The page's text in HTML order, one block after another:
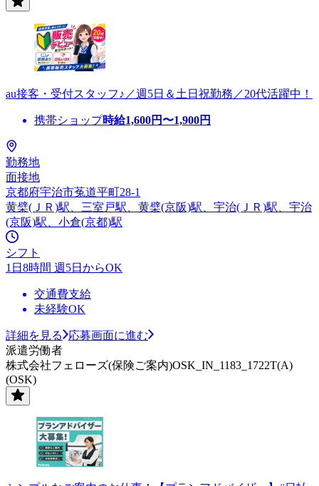
au接客・受付スタッフ♪／週5日＆土日祝勤務／20代活躍中！
携帯ショップ時給1,600円〜1,900円
勤務地
面接地
京都府宇治市菟道平町28-1
黄檗(ＪＲ)駅、三室戸駅、黄檗(京阪)駅、宇治(ＪＲ)駅、宇治
(京阪)駅、小倉(京都)駅
シフト
1日8時間 週5日からOK
交通費支給
未経験OK
詳細を見る
応募画面に進む
派遣労働者
株式会社フェローズ(保険ご案内)OSK_IN_1183_1722T(A)
(OSK)